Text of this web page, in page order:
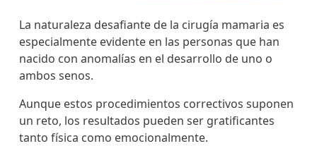
La naturaleza desafiante de la cirugía mamaria es
especialmente evidente en las personas que han
nacido con anomalías en el desarrollo de uno o
ambos senos.
Aunque estos procedimientos correctivos suponen
un reto, los resultados pueden ser gratificantes
tanto física como emocionalmente.